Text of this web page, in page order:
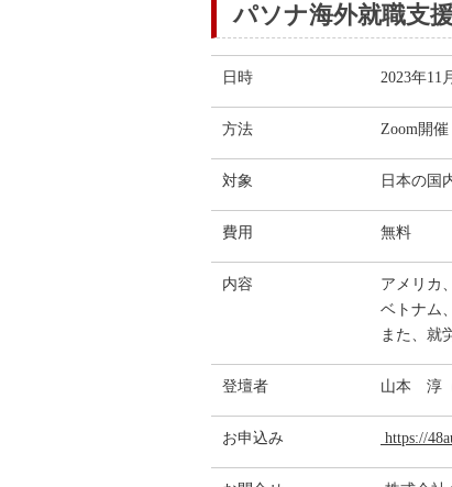
パソナ海外就職支
日時 2023年11
方法 Zoom開
対象 日本の国
費用 無料
内容
アメリカ
ベトナム
また、就
登壇者 山本 淳（
お申込み https://